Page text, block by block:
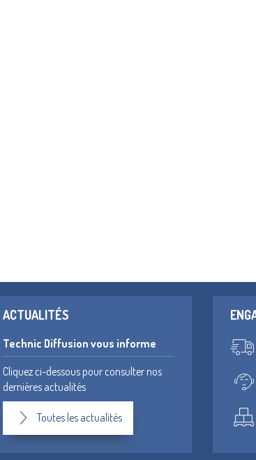
ACTUALITÉS
Technic Diffusion vous informe
Cliquez ci-dessous pour consulter nos
dernières actualités
Toutes les actualités